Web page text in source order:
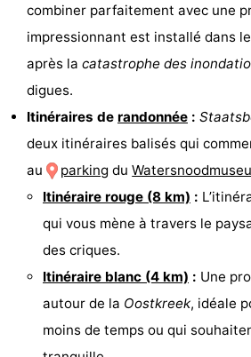
Haamstede
Voir
faire
Lieux
d'intérêt
Musées
Monuments
Moulins
combiner parfaitement avec une
impressionnant est installé dans
après la catastrophe des
digues.
Itinéraires de randonnée :
deux itinéraires balisés qui
au
parking du
Itinéraire rouge (8 km) :
qui vous mène à travers le
des criques.
Itinéraire blanc (4 km) : Une
autour de la Oostkreek, idéale
moins de temps ou qui